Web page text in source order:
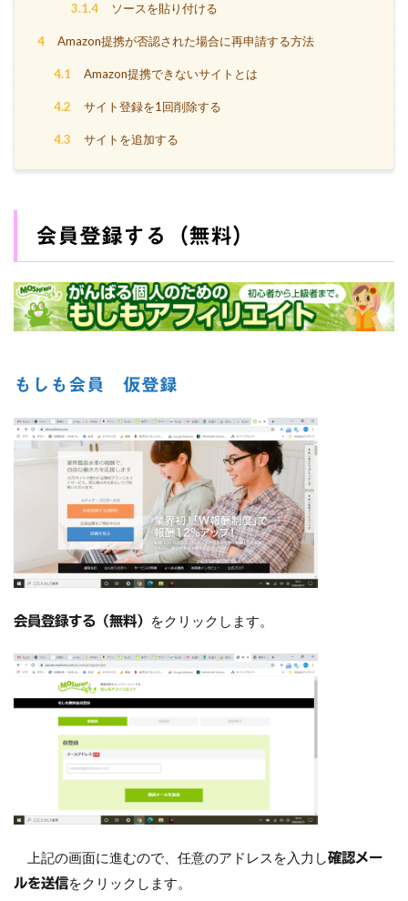
3.1.4 ソースを貼り付ける
4 Amazon提携が否認された場合に再申請する方法
4.1 Amazon提携できないサイトとは
4.2 サイト登録を1回削除する
4.3 サイトを追加する
会員登録する（無料）
もしも会員 仮登録
会員登録する（無料） をクリックします。
上記の画面に進むので、任意のアドレスを入力し確認メー
ルを送信をクリックします。